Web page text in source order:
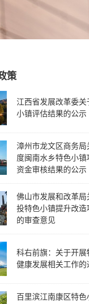
策
江西省发展改革委
小镇评估结果的公示
漳州市龙文区商务
度闽南水乡特色小镇
资金审核结果的公示
佛山市发展和改革局
投特色小镇提升改造
的审查意见
科右前旗：关于开展
健康发展相关工作的
百里滨江南康区特色